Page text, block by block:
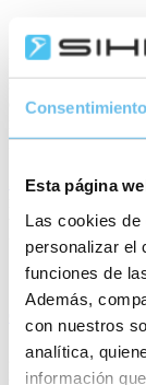
Consentimiento
Esta página
Las cookies
personalizar el
funciones de
Además,
con nuestros
analítica,
información
Un RMS que se
su PMS es crucial
eficiencia en la
implementar
SIHOT.PMS, se
traduce en una
una ventaja
Contacta con
SIHOT trabajan
garantizar un
información sobre